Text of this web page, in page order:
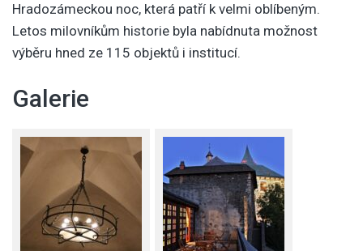
Hradozámeckou noc, která patří k velmi oblíbeným.
Letos milovníkům historie byla nabídnuta možnost
výběru hned ze 115 objektů i institucí.
Galerie